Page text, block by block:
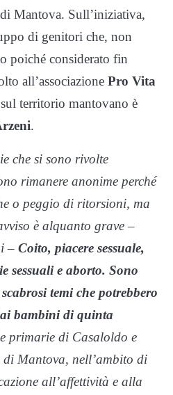
Mantova. Sull’iniziativa,
di genitori che, non
poiché considerato fin
all’associazione Pro Vita
territorio mantovano è
.
che si sono rivolte
rimanere anonime perché
o peggio di ritorsioni, ma
è alquanto grave –
– Coito, piacere sessuale,
sessuali e aborto. Sono
temi che potrebbero
bambini di quinta
primarie di Casaloldo e
Mantova, nell’ambito di
all’affettività e alla